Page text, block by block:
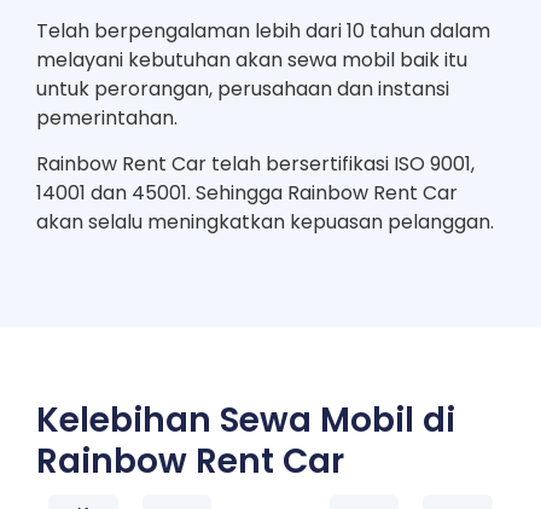
Telah berpengalaman lebih dari 10 tahun dalam
melayani kebutuhan akan sewa mobil baik itu
untuk perorangan, perusahaan dan instansi
pemerintahan.
Rainbow Rent Car telah bersertifikasi ISO 9001,
14001 dan 45001. Sehingga Rainbow Rent Car
akan selalu meningkatkan kepuasan pelanggan.
Kelebihan Sewa Mobil di
Rainbow Rent Car